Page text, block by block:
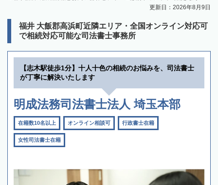
更新日：2026年8月9日
福井 大飯郡高浜町近隣エリア・全国オンライン対応可
で相続対応可能な司法書士事務所
【志木駅徒歩1分】十人十色の相続のお悩みを、司法書士
が丁寧に解決いたします
明成法務司法書士法人 埼玉本部
在籍数10名以上 オンライン相談可 行政書士在籍
女性司法書士在籍